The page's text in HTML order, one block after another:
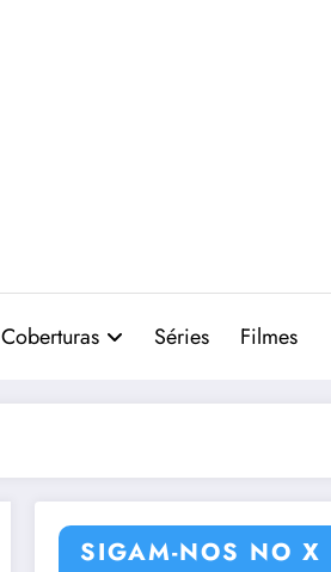
Coberturas Séries Filmes
SIGAM-NOS NO X